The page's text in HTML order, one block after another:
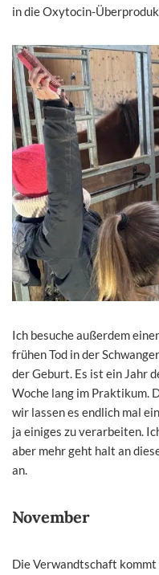
in die Oxytocin-
Ich besuche außerdem
frühen Tod in der
der Geburt. Es ist ein Jahr
Woche lang im Praktikum.
wir lassen es endlich mal
ja einiges zu verarbeiten.
aber mehr geht halt an
an.
November
Die Verwandtschaft kommt